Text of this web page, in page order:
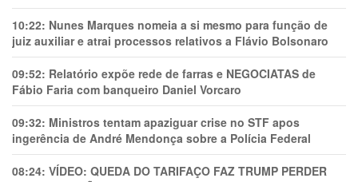
10:22: Nunes Marques nomeia a si mesmo para função de
juiz auxiliar e atrai processos relativos a Flávio Bolsonaro
09:52: Relatório expõe rede de farras e NEGOCIATAS de
Fábio Faria com banqueiro Daniel Vorcaro
09:32: Ministros tentam apaziguar crise no STF apos
ingerência de André Mendonça sobre a Polícia Federal
08:24: VÍDEO: QUEDA DO TARIFAÇO FAZ TRUMP PERDER